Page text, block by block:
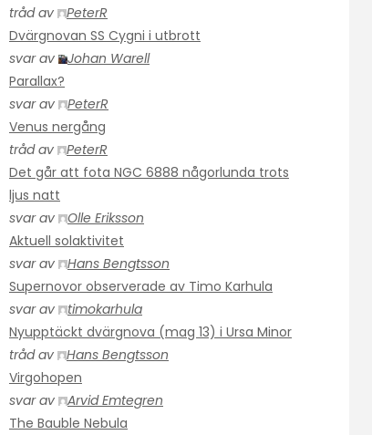
tråd av
PeterR
Dvärgnovan SS Cygni i utbrott
svar av
Johan Warell
Parallax?
svar av
PeterR
Venus nergång
tråd av
PeterR
Det går att fota NGC 6888 någorlunda trots
ljus natt
svar av
Olle Eriksson
Aktuell solaktivitet
svar av
Hans Bengtsson
Supernovor observerade av Timo Karhula
svar av
timokarhula
Nyupptäckt dvärgnova (mag 13) i Ursa Minor
tråd av
Hans Bengtsson
Virgohopen
svar av
Arvid Emtegren
The Bauble Nebula